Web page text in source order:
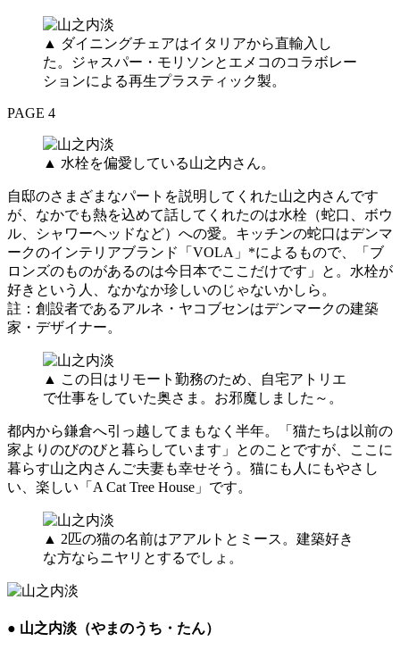
▲ ダイニングチェアはイタリアから直輸入し
た。ジャスパー・モリソンとエメコのコラボレー
ションによる再生プラスティック製。
PAGE 4
▲ 水栓を偏愛している山之内さん。
自邸のさまざまなパートを説明してくれた山之内さんです
が、なかでも熱を込めて話してくれたのは水栓（蛇口、ボウ
ル、シャワーヘッドなど）への愛。キッチンの蛇口はデンマ
ークのインテリアブランド「VOLA」*によるもので、「ブ
ロンズのものがあるのは今日本でここだけです」と。水栓が
好きという人、なかなか珍しいのじゃないかしら。
註：創設者であるアルネ・ヤコブセンはデンマークの建築
家・デザイナー。
▲ この日はリモート勤務のため、自宅アトリエ
で仕事をしていた奥さま。お邪魔しました～。
都内から鎌倉へ引っ越してまもなく半年。「猫たちは以前の
家よりのびのびと暮らしています」とのことですが、ここに
暮らす山之内さんご夫妻も幸せそう。猫にも人にもやさし
い、楽しい「A Cat Tree House」です。
▲ 2匹の猫の名前はアアルトとミース。建築好き
な方ならニヤリとするでしょ。
● 山之内淡（やまのうち・たん）